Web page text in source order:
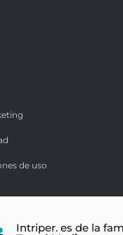
de uso
Intriper. es de la